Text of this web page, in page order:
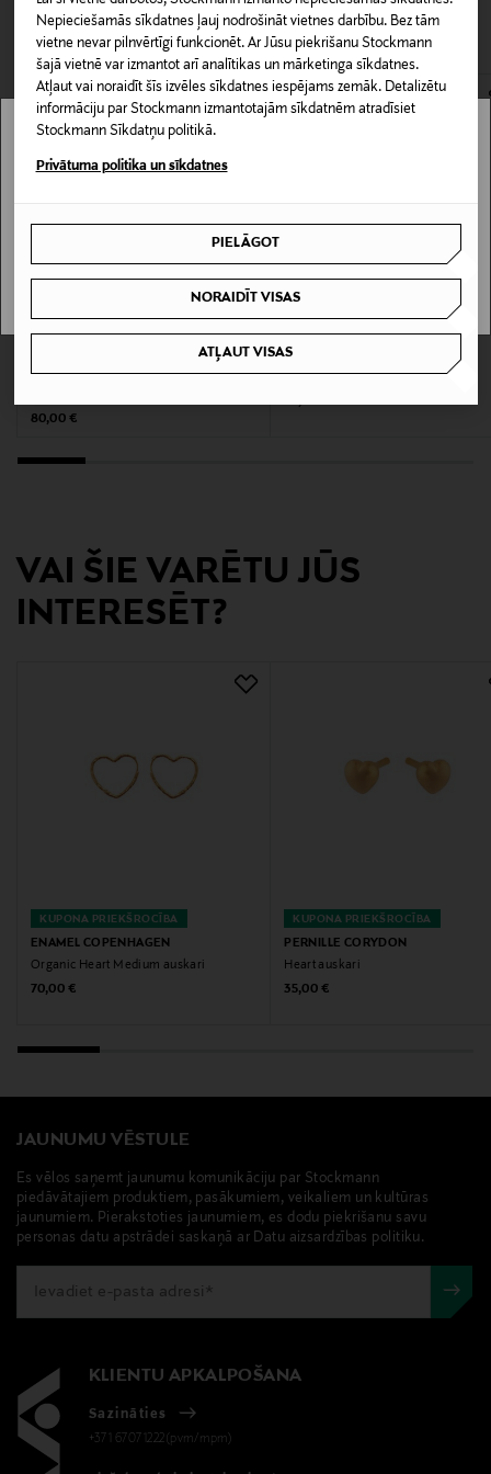
Nepieciešamās sīkdatnes ļauj nodrošināt vietnes darbību. Bez tām
vietne nevar pilnvērtīgi funkcionēt. Ar Jūsu piekrišanu Stockmann
šajā vietnē var izmantot arī analītikas un mārketinga sīkdatnes.
Atļaut vai noraidīt šīs izvēles sīkdatnes iespējams zemāk. Detalizētu
informāciju par Stockmann izmantotajām sīkdatnēm atradīsiet
Stockmann Sīkdatņu politikā.
Privātuma politika un sīkdatnes
PIELĀGOT
NORAIDĪT VISAS
ATĻAUT VISAS
Produkta numurs
171990841
Materiāls
18k zelta pārklāts sudrabs
Informācija par izmēru
14 mm
Krāsa
Izmērs
Ražotāja daļas numurs
E413GM
Ražotāja adrese
H.C. Andersens Boulevard 51, 2nd floor right, DK-1553
kontakt@enamel.dk
Atslēgvārdi
Piegāde uz saņemšanas punktu
0,00 € – 4,90 €
CITI KLIENTI SKATĪJĀS ARĪ
KUPONA PRIEKŠROCĪBA
Organic Arena Hoops Medium apzeltīti
Original Price
80,00 €
KUPONA PRIEKŠROCĪBA
ENAMEL COPENHAGEN
Organic Heart Medium auskari
VAI ŠIE VARĒTU JŪS
INTERESĒT?
KUPONA PRIEKŠROCĪBA
ENAMEL COPENHAGEN
Organic Heart Medium auskari
Original Price
70,00 €
KUPONA PRIEKŠROCĪBA
PERNILLE CORYDON
Heart auskari
Original Price
35,00 €
JAUNUMU VĒSTULE
Es vēlos saņemt jaunumu komunikāciju par Stockmann
piedāvātajiem produktiem, pasākumiem, veikaliem un kultūras
jaunumiem. Pierakstoties jaunumiem, es dodu piekrišanu savu
personas datu apstrādei saskaņā ar Datu aizsardzības politiku.
KLIENTU APKALPOŠANA
Sazināties
+371 67071222(pvm/mpm)
Stockmann nav pieejams tavā valstī.